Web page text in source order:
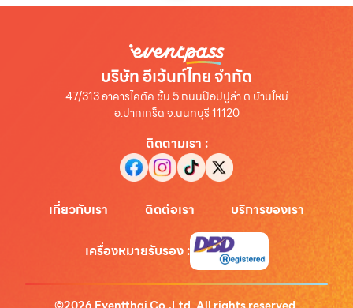
บริษัท อีเว้นท์ไทย จำกัด
47/313 อาคารไคตัค ชั้น 5 ถนนป๊อปปูล่า ต.บ้านใหม่
อ.ปากเกร็ด จ.นนทบุรี 11120
ติดตามเรา :
เกี่ยวกับเรา ติดต่อเรา บริการของเรา
เครื่องหมายรับรอง: